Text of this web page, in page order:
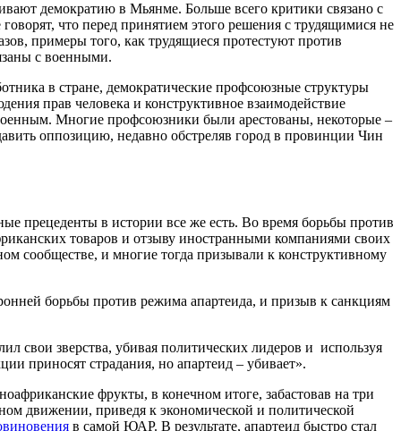
демократию в Мьянме. Больше всего критики связано с
что перед принятием этого решения с трудящимися не
примеры того, как трудящиеся протестуют против
с военными.
в стране, демократические профсоюзные структуры
прав человека и конструктивное взаимодействие
Многие профсоюзники были арестованы, некоторые –
оппозицию, недавно обстреляв город в провинции Чин
прецеденты в истории все же есть. Во время борьбы против
товаров и отзыву иностранными компаниями своих
сообществе, и многие тогда призывали к конструктивному
борьбы против режима апартеида, и призыв к санкциям
свои зверства, убивая политических лидеров и используя
приносят страдания, но апартеид – убивает».
фрукты, в конечном итоге, забастовав на три
движении, приведя к экономической и политической
в самой ЮАР. В результате, апартеид быстро стал